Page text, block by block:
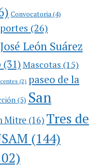
Convocatoria (4)
(26)
José León Suárez
(31) Mascotas (15)
(2) paseo de la
(5) San
Mitre (16) Tres de
(144)